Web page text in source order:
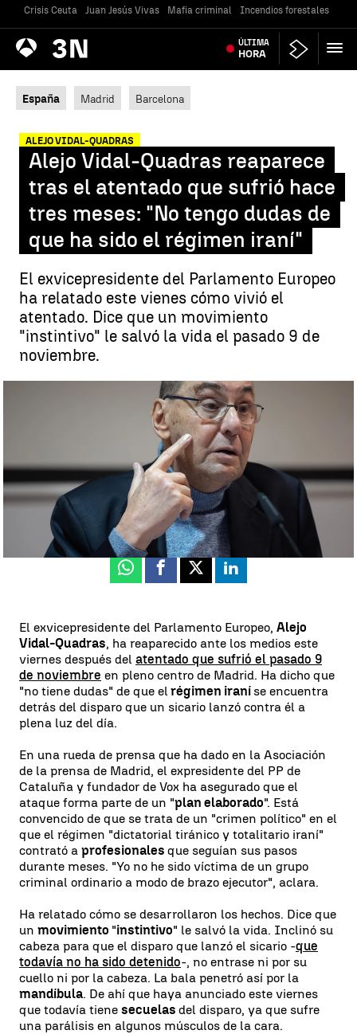
Crisis Ceuta Juan Jesús Vivas Mafia criminal Incendios forestales
Antena
3 Noticias ÚLTIMA
HORA
España Madrid Barcelona
ALEJO VIDAL-QUADRAS
Alejo Vidal-Quadras reaparece
tras el atentado que sufrió hace
tres meses: "No tengo dudas de
que ha sido el régimen iraní"
El exvicepresidente del Parlamento Europeo
ha relatado este vienes cómo vivió el
atentado. Dice que un movimiento
"instintivo" le salvó la vida el pasado 9 de
noviembre.
Alejo Vidal-Quadras reaparece para explicar su atentado |
Miguel Salazar
Publicado:
23 de febrero de 2024, 13:20
Whatsapp
Facebook
X Linkedin
El exvicepresidente del Parlamento Europeo, Alejo
Vidal-Quadras, ha reaparecido ante los medios este
viernes después del atentado que sufrió el pasado 9
de noviembre en pleno centro de Madrid. Ha dicho que
"no tiene dudas" de que el régimen iraní se encuentra
detrás del disparo que un sicario lanzó contra él a
plena luz del día.
En una rueda de prensa que ha dado en la Asociación
de la prensa de Madrid, el expresidente del PP de
Cataluña y fundador de Vox ha asegurado que el
ataque forma parte de un "plan elaborado". Está
convencido de que se trata de un "crimen político" en el
que el régimen "dictatorial tiránico y totalitario iraní"
contrató a profesionales que seguían sus pasos
durante meses. "Yo no he sido víctima de un grupo
criminal ordinario a modo de brazo ejecutor", aclara.
Ha relatado cómo se desarrollaron los hechos. Dice que
un movimiento "instintivo" le salvó la vida. Inclinó su
cabeza para que el disparo que lanzó el sicario -que
todavía no ha sido detenido-, no entrase ni por su
cuello ni por la cabeza. La bala penetró así por la
mandíbula. De ahí que haya anunciado este viernes
que todavía tiene secuelas del disparo, ya que sufre
una parálisis en algunos músculos de la cara.